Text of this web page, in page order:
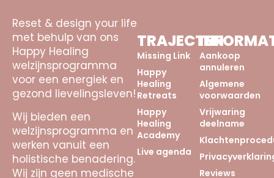
Reset & design your life
met behulp van ons
Happy Healing
welzijnsprogramma
voor een energiek en
gezond lievelingsleven!
Wij bieden een
welzijnsprogramma en
werken vanuit een
holistische benadering.
Wij zijn geen medische
TRAJECTEN
Missing Link
Happy
Healing
Retreats
Happy
Healing
Academy
Live agenda
Aankoop
annuleren
Algemene
voorwaarden
Vrijwaring
deelname
Reviews